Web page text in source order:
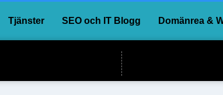
Tjänster SEO och IT Blogg Domänrea &